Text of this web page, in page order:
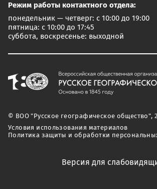
Режим работы контактного отдела:
понедельник — четверг: с 10:00 до 19:00
пятница: с 10:00 до 17:45
суббота, воскресенье: выходной
© ВОО "Русское географическое общество",
Условия использования материалов
Политика защиты и обработки
Версия для